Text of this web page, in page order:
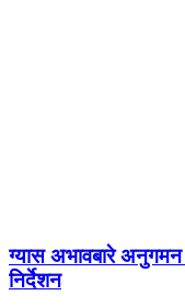
ग्यास अभावबारे अनुगमन
निर्देशन